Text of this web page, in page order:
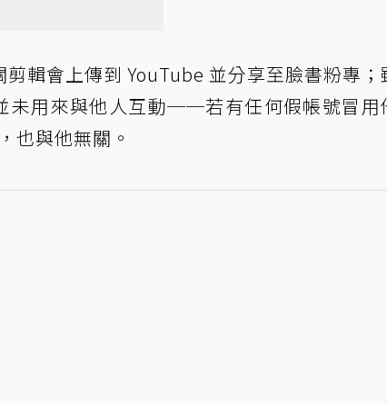
輯會上傳到 YouTube 並分享至臉書粉專；
未用來與他人互動──若有任何假帳號冒用
也與他無關。